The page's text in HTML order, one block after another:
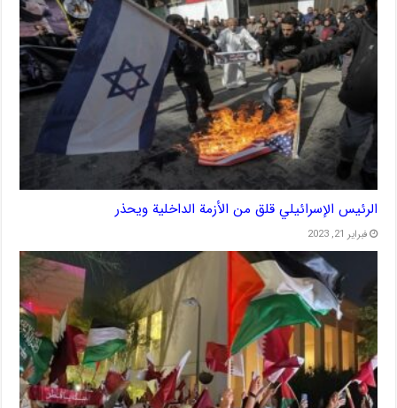
الرئيس الإسرائيلي قلق من الأزمة الداخلية ويحذر
فبراير 21, 2023